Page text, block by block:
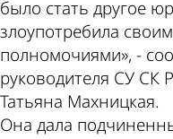
было стать другое
злоупотребила
полномочиями», -
руководителя СУ СК
Татьяна Махницкая.
Она дала